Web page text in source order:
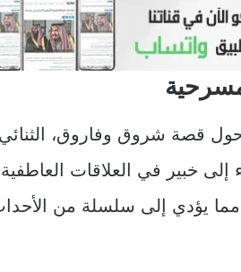
قصة شروق وفاروق، الثنائي
إلى خبير في العلاقات
مما يؤدي إلى سلسلة من